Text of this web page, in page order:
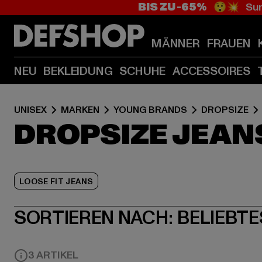
BIS ZU -65% 😲💥
MÄNNER FRAUEN
NEU BEKLEIDUNG SCHUHE ACCESSOIRES
UNISEX MARKEN YOUNG BRANDS DROPSIZE
DROPSIZE
LOOSE FIT JEANS
SORTIEREN NACH:
3 ARTIKEL